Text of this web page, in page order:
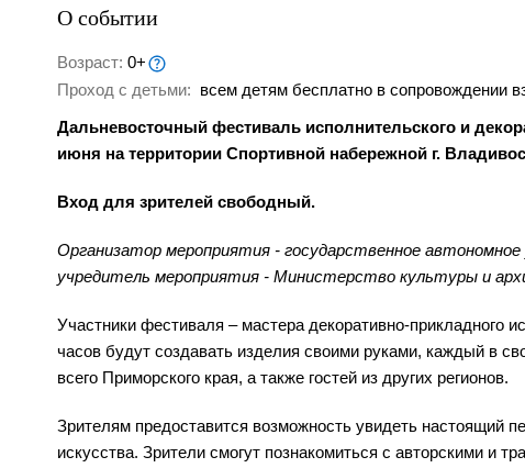
О событии
Возраст: 0+
Проход с детьми: всем детям бесплатно в сопровождении
Дальневосточный фестиваль исполнительского и
июня на территории Спортивной набережной г.
Вход для зрителей свободный.
Организатор мероприятия - государственное
учредитель мероприятия - Министерство культуры и
Участники фестиваля – мастера декоративно-прикладного
часов будут создавать изделия своими руками, каждый в
всего Приморского края, а также гостей из других регионов.
Зрителям предоставится возможность увидеть настоящий
искусства. Зрители смогут познакомиться с авторскими и